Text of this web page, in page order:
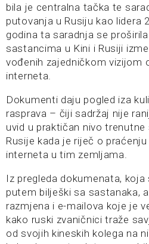
bila je centralna tačka te
putovanja u Rusiju kao lidera
godina ta saradnja se
sastancima u Kini i Rusiji
vođenih zajedničkom vizijom
interneta.
Dokumenti daju pogled iza
rasprava – čiji sadržaj nije
uvid u praktičan nivo
Rusije kada je riječ o
interneta u tim zemljama.
Iz pregleda dokumenata,
putem bilješki sa sastanaka,
razmjena i e-mailova koje je
kako ruski zvaničnici traže
od svojih kineskih kolega na